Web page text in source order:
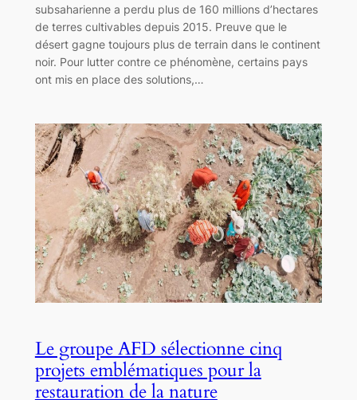
subsaharienne a perdu plus de 160 millions d’hectares
de terres cultivables depuis 2015. Preuve que le
désert gagne toujours plus de terrain dans le continent
noir. Pour lutter contre ce phénomène, certains pays
ont mis en place des solutions,…
Le groupe AFD sélectionne cinq
projets emblématiques pour la
restauration de la nature